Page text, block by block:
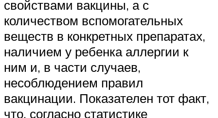
свойствами вакцины, а с
количеством вспомогательных
веществ в конкретных препаратах,
наличием у ребенка аллергии к
ним и, в части случаев,
несоблюдением правил
вакцинации. Показателен тот факт,
что, согласно статистике